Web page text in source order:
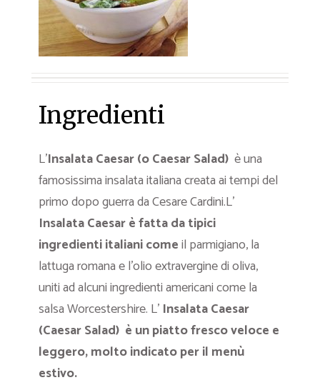
Ingredienti
L’Insalata Caesar (o Caesar Salad) è una
famosissima insalata italiana creata ai tempi del
primo dopo guerra da Cesare Cardini.L’
Insalata Caesar è fatta da tipici
ingredienti italiani comeil parmigiano, la
lattuga romana e l’olio extravergine di oliva,
uniti ad alcuni ingredienti americani come la
salsa Worcestershire. L’ Insalata Caesar
(Caesar Salad) è un piatto fresco veloce e
leggero, molto indicato per il menù
estivo.